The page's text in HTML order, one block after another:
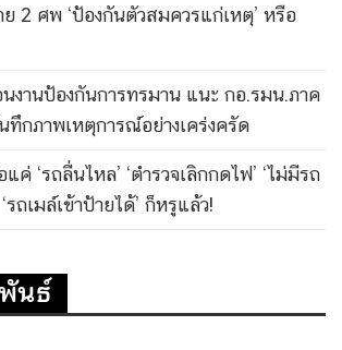
2 ศพ ‘ป้องกันตัวสมควรแก่เหตุ’ หรือ
งานป้องกันการทรมาน แนะ กอ.รมน.ภาค
กภาพเหตุการณ์อย่างเคร่งครัด
ค่ ‘รถลื่นไหล’ ‘ตำรวจเลิกกดไฟ’ ‘ไม่มีรถ
ถเมล์เข้าป้ายได้’ ก็หรูแล้ว!
นธ์